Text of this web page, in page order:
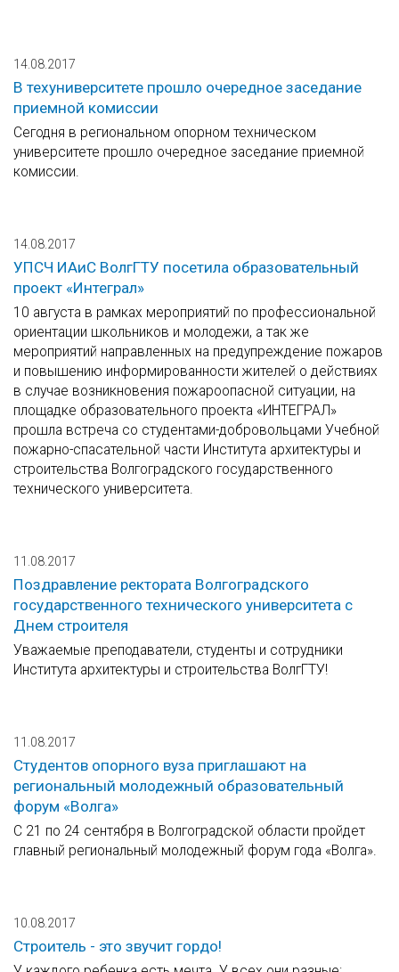
14.08.2017
В техуниверситете прошло очередное заседание
приемной комиссии
Сегодня в региональном опорном техническом
университете прошло очередное заседание приемной
комиссии.
14.08.2017
УПСЧ ИАиС ВолгГТУ посетила образовательный
проект «Интеграл»
10 августа в рамках мероприятий по профессиональной
ориентации школьников и молодежи, а так же
мероприятий направленных на предупреждение пожаров
и повышению информированности жителей о действиях
в случае возникновения пожароопасной ситуации, на
площадке образовательного проекта «ИНТЕГРАЛ»
прошла встреча со студентами-добровольцами Учебной
пожарно-спасательной части Института архитектуры и
строительства Волгоградского государственного
технического университета.
11.08.2017
Поздравление ректората Волгоградского
государственного технического университета с
Днем строителя
Уважаемые преподаватели, студенты и сотрудники
Института архитектуры и строительства ВолгГТУ!
11.08.2017
Студентов опорного вуза приглашают на
региональный молодежный образовательный
форум «Волга»
С 21 по 24 сентября в Волгоградской области пройдет
главный региональный молодежный форум года «Волга».
10.08.2017
Строитель - это звучит гордо!